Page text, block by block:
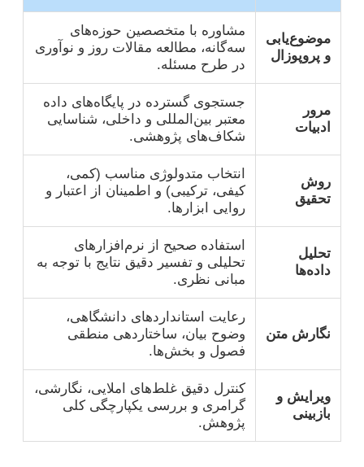
موضوع‌یابی
و پروپوزال
مشاوره با متخصصین حوزه‌های
سه‌گانه، مطالعه مقالات روز و نوآوری
در طرح مسئله.
مرور
ادبیات
جستجوی گسترده در پایگاه‌های داده
معتبر بین‌المللی و داخلی، شناسایی
شکاف‌های پژوهشی.
روش
تحقیق
انتخاب متدولوژی مناسب (کمی،
کیفی، ترکیبی) و اطمینان از اعتبار و
روایی ابزارها.
تحلیل
داده‌ها
استفاده صحیح از نرم‌افزارهای
تحلیلی و تفسیر دقیق نتایج با توجه به
مبانی نظری.
نگارش متن
رعایت استانداردهای دانشگاهی،
وضوح بیان، ساختاردهی منطقی
فصول و بخش‌ها.
ویرایش و
بازبینی
کنترل دقیق غلط‌های املایی، نگارشی،
گرامری و بررسی یکپارچگی کلی
پژوهش.